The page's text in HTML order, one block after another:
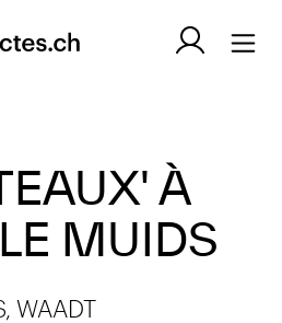
À
MUIDS
WAADT